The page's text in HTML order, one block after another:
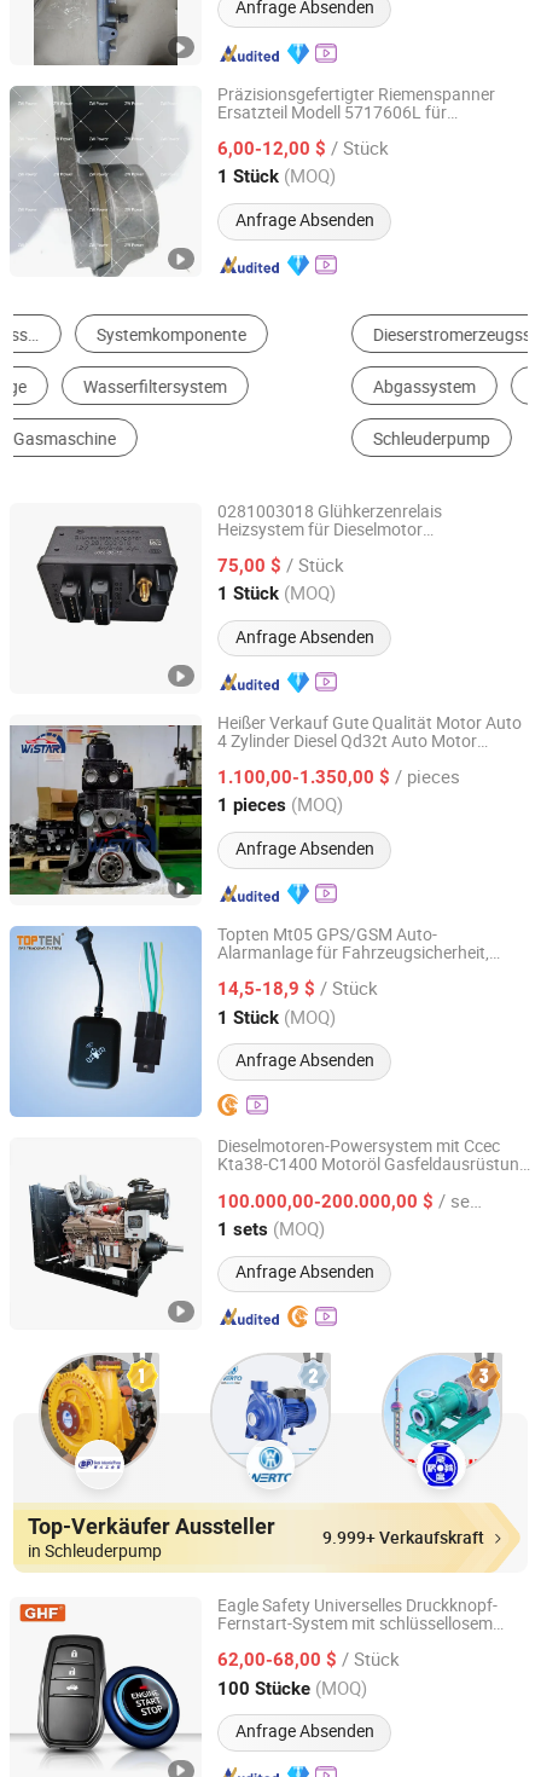
Anfrage Absenden
Präzisionsgefertigter Riemenspanner
Ersatzteil Modell 5717606L für
Vibration
6,00-12,00 $ / Stück
1 Stück (MOQ)
Anfrage Absenden
Sichuan Zhengwei Power Technology Co., Ltd
Sichuan, China Seit 2025
Dieserstromerzeugsserie Kraftstoffsystem
Abgassystem Kühlsystem Motor
Schleuderpump
0281003018 Glühkerzenrelais
Heizsystem für Dieselmotor
Kaltwetterstartrelais Hochleistungsfähig
Langlebig Automobil E
75,00 $ / Stück
1 Stück (MOQ)
Anfrage Absenden
Hubei Donzhen Industry and Trading Co., Ltd
Hubei, China Seit 2026
Heißer Verkauf Gute Qualität Motor Auto
4 Zylinder Diesel Qd32t Auto Motor
1.100,00-1.350,00 $ / pieces
1 pieces (MOQ)
Anfrage Absenden
Yantai Wistar Automobile Parts Co., Ltd
Shandong, China Seit 2024
Topten Mt05 GPS/GSM Auto-
Alarmanlage für Fahrzeugsicherheit,
Alarm (MT05-TN)
14,5-18,9 $ / Stück
1 Stück (MOQ)
Anfrage Absenden
Topten Electronics Technology Limited
Guangdong, China Seit 2007
Dieselmotoren-Powersystem mit Ccec
Kta38-C1400 Motoröl Gasfeldausrüstung
100.000,00-200.000,00 $ / sets
1 sets (MOQ)
Anfrage Absenden
Guangzhou Gu-Power Technology Co., Ltd.
Guangdong, China Seit 2024
Top-Verkäufer Aussteller
in Schleuderpump
9.999+ Verkaufskraft
Eagle Safety Universelles Druckknopf-
Fernstart-System mit schlüssellosem
und Start des Autos
62,00-68,00 $ / Stück
100 Stücke (MOQ)
Anfrage Absenden
Zhongshan Xinyu Technology Co., Ltd
Guangdong, China Seit 2023